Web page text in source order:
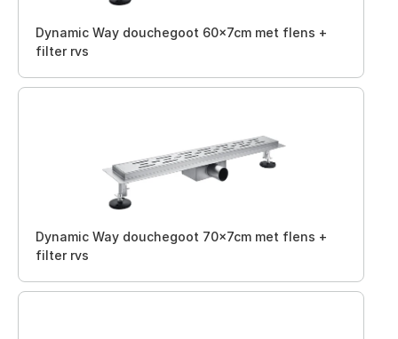
Dynamic Way douchegoot 60x7cm met flens +
filter rvs
Dynamic Way douchegoot 70x7cm met flens +
filter rvs